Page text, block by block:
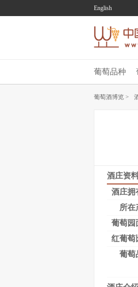
English
葡萄品种
葡萄酒博览 >
酒庄资
酒庄拥
所在
葡萄园
红葡萄
葡萄